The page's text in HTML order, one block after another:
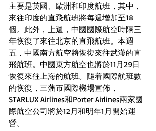
主要是英國、歐洲和印度航班，其中，
來往印度的直飛航班將每週增加至18
個。此外，上週，中國國際航空時隔三
年恢復了來往北京的直飛航班。本週
五，中國南方航空將恢復來往武漢的直
飛航班。中國東方航空也將於11月29日
恢復來往上海的航班。隨着國際航班數
的恢復，三藩市國際機場宣佈，
STARLUX Airlines和Porter Airlines兩家國
際航空公司將於12月和明年1月開始運
營。